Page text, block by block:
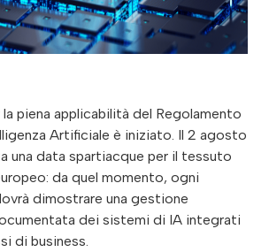
piena applicabilità del Regolamento
Artificiale è iniziato. Il 2 agosto
una data spartiacque per il tessuto
da quel momento, ogni
dimostrare una gestione
dei sistemi di IA integrati
di business.